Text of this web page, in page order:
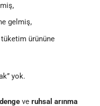
gelmiş,
ürününe
yok.
ve ruhsal arınma